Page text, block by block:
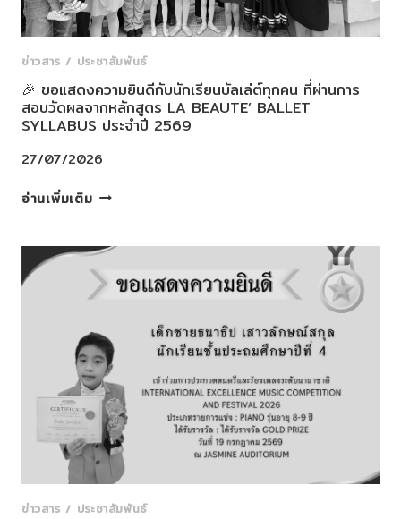
ข่าวสาร / ประชาสัมพันธ์
🎉 ขอแสดงความยินดีกับนักเรียนบัลเล่ต์ทุกคน ที่ผ่านการ
สอบวัดผลจากหลักสูตร LA BEAUTE’ BALLET
SYLLABUS ประจำปี 2569
27/07/2026
อ่านเพิ่มเติม🎉
ความ
ยินดี
กับ
เรียน
บัล
เล่ต์
ทุก
คน
ที่
ผ่าน
การ
สอบ
ข่าวสาร / ประชาสัมพันธ์